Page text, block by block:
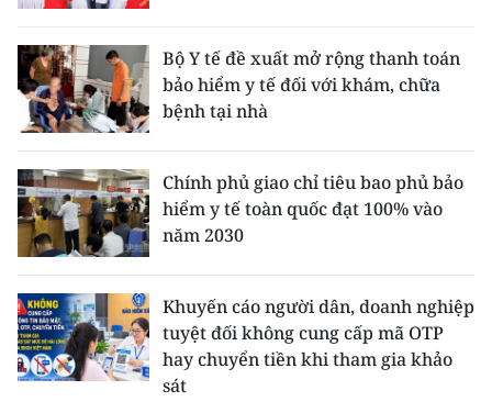
Bộ Y tế đề xuất mở rộng thanh toán
bảo hiểm y tế đối với khám, chữa
bệnh tại nhà
Chính phủ giao chỉ tiêu bao phủ bảo
hiểm y tế toàn quốc đạt 100% vào
năm 2030
Khuyến cáo người dân, doanh nghiệp
tuyệt đối không cung cấp mã OTP
hay chuyển tiền khi tham gia khảo
sát